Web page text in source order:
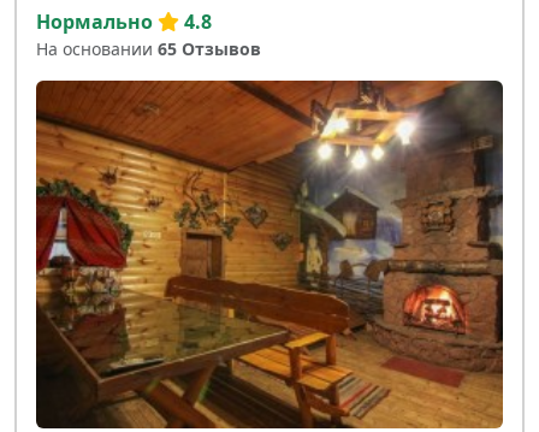
Нормально 4.8
На основании 65 Отзывов